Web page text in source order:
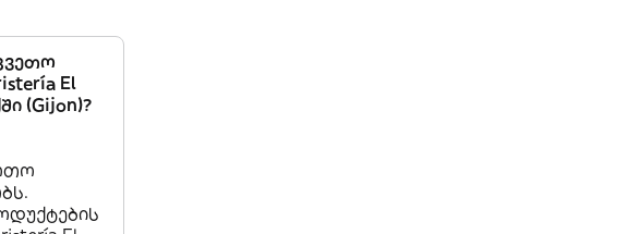
El
(Gijon)?